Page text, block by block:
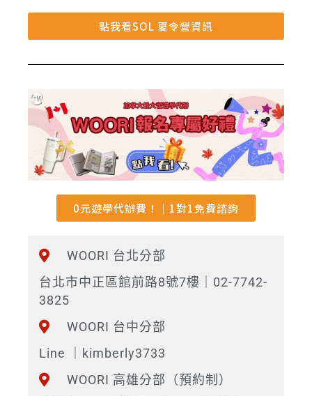
點我看SOL 夏令營資訊
0元遊學代辦費！｜1對1免費諮詢
WOORI 台北分部
台北市中正區館前路8號7樓｜02-7742-
3825
WOORI 台中分部
Line ｜kimberly3733
WOORI 高雄分部（預約制）